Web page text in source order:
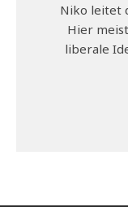
Niko leitet
Hier
liberale